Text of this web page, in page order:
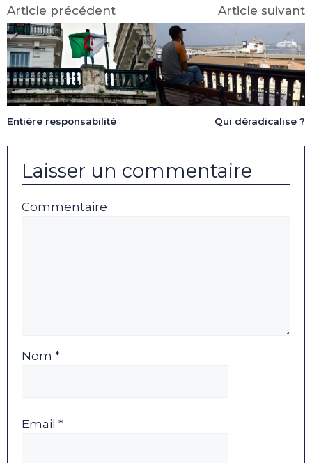
Article précédent
Entière responsabilité
Article suivant
Qui déradicalise ?
Laisser un commentaire
Commentaire
Nom *
Email *